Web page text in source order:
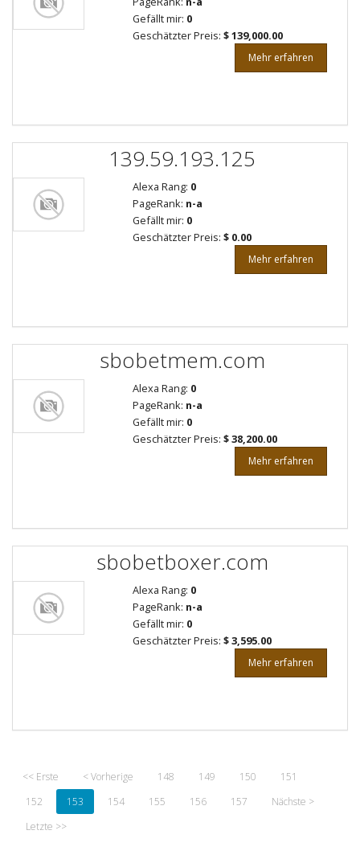
Gefällt mir: 0
Geschätzter Preis: $ 139,000.00
Mehr erfahren
139.59.193.125
Alexa Rang: 0
PageRank: n-a
Gefällt mir: 0
Geschätzter Preis: $ 0.00
Mehr erfahren
sbobetmem.com
Alexa Rang: 0
PageRank: n-a
Gefällt mir: 0
Geschätzter Preis: $ 38,200.00
Mehr erfahren
sbobetboxer.com
Alexa Rang: 0
PageRank: n-a
Gefällt mir: 0
Geschätzter Preis: $ 3,595.00
Mehr erfahren
<< Erste < Vorherige 148 149 150
151
152
153 154 155 156 157
Nächste >
Letzte >>